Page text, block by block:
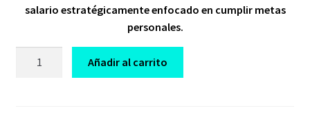
salario estratégicamente enfocado en cumplir metas
personales.
Añadir al carrito